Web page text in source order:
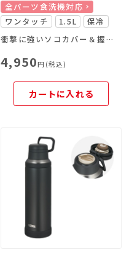
全パーツ食洗機対応
ワンタッチ
1.5L
保冷
衝撃に強いソコカバー＆握りやすいボディリングつき
4,950円(税込)
カートに入れる